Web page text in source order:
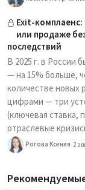
Exit-
или продаже
последствий
В 2025 г. в России
— на 15% больше,
количестве новых
цифрами — три
(ключевая ставка,
отраслевые
Рогова Ксения 2